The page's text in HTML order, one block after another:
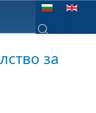
Изберете език
за